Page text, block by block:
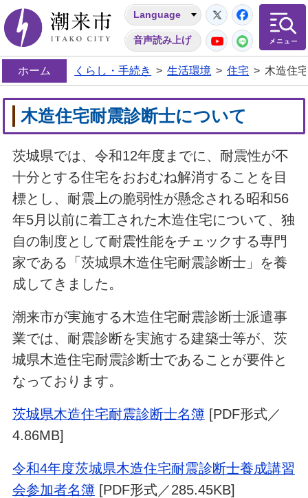
潮来市
Language
音声読み上げ
Twitter
YouTube
LINE
ホーム くらし・手続き > 生活環境 > 住宅 > 木造住
木造住宅耐震診断士について
茨城県では、令和12年度までに、耐震性が不
十分とする住宅をおおむね解消することを目
標とし、耐震上の脆弱性が懸念される昭和56
年5月以前に着工された木造住宅について、独
自の制度として耐震性能をチェックする専門
家である「茨城県木造住宅耐震診断士」を養
成してきました。
潮来市が実施する木造住宅耐震診断士派遣事
業では、耐震診断を実施する建築士等が、茨
城県木造住宅耐震診断士であることが要件と
なっております。
茨城県木造住宅耐震診断士名簿[PDF形式／
4.86MB]
令和4年度茨城県木造住宅耐震診断士養成講習
会参加者名簿[PDF形式／285.45KB]